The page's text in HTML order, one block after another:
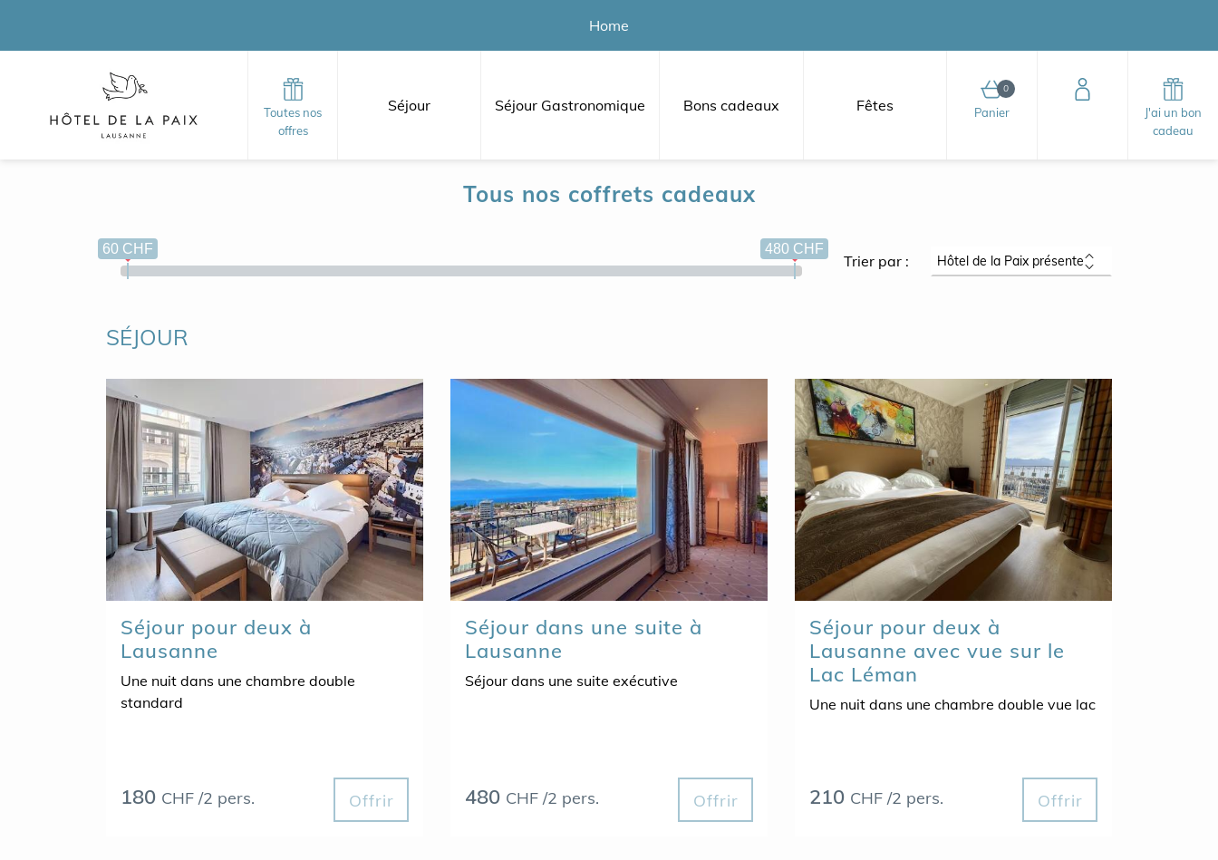
Home
Toutes nos
offres
Séjour Séjour Gastronomique Bons cadeaux Fêtes
0
Panier0 article au panier
J'ai un bon
cadeau
Tous nos coffrets cadeaux
60 CHF 480 CHF
Trier par :
SÉJOUR
Séjour pour deux à
Lausanne
Une nuit dans une chambre double
standard
180 CHF /2 pers. Offrir
Séjour dans une suite à
Lausanne
Séjour dans une suite exécutive
480 CHF /2 pers. Offrir
Séjour pour deux à
Lausanne avec vue sur le
Lac Léman
Une nuit dans une chambre double vue lac
210 CHF /2 pers. Offrir